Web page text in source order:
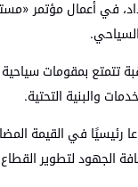
في أعمال مؤتمر
تتمتع بمقومات
والبنية التحتية.
رئيسيًا في القيمة
الجهود لتطوير